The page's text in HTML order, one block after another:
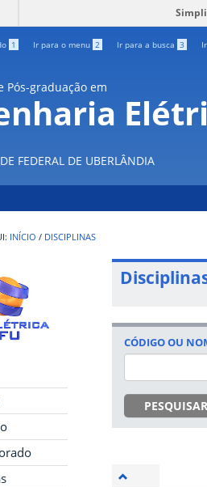
1 Ir para o menu 2 Ir para a busca 3
Pós-graduação em
FEDERAL DE UBERLÂNDIA
INÍCIO / DISCIPLINAS
CÓDIGO OU
PESQUISAR